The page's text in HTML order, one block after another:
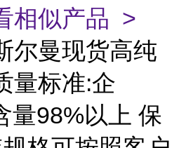
相似产品 >
尔曼现货高纯
量标准:企
量98%以上 保